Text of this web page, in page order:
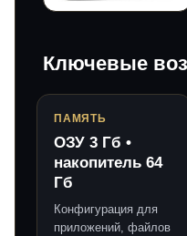
Ключевые
ПАМЯТЬ
ОЗУ 3 Гб •
накопитель 64
Гб
Конфигурация для
приложений, файлов